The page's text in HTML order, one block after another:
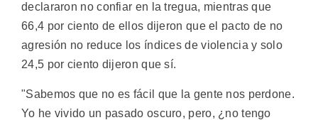
declararon no confiar en la tregua, mientras que
66,4 por ciento de ellos dijeron que el pacto de no
agresión no reduce los índices de violencia y solo
24,5 por ciento dijeron que sí.
"Sabemos que no es fácil que la gente nos perdone.
Yo he vivido un pasado oscuro, pero, ¿no tengo